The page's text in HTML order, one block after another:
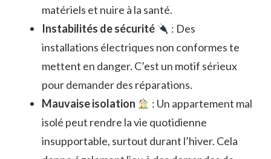
matériels et nuire à la santé.
Instabilités de sécurité
: Des
installations électriques non conformes te
mettent en danger. C’est un motif sérieux
pour demander des réparations.
Mauvaise isolation
: Un appartement mal
isolé peut rendre la vie quotidienne
insupportable, surtout durant l’hiver. Cela